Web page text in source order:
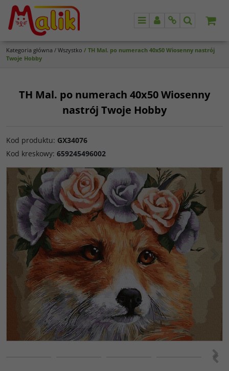
MenuPanelInfoSzukaj
Kategoria główna / Wszystko / TH Mal. po numerach 40x50 Wiosenny nastrój
Twoje Hobby
TH Mal. po numerach 40x50 Wiosenny
nastrój Twoje Hobby
Kod produktu: GX34076
Kod kreskowy: 659245496002
<
<